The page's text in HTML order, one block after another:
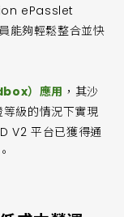
ePasslet
能夠輕鬆整合並快
）應用 ，其沙
級的情況下實現
V2 平台已獲得通